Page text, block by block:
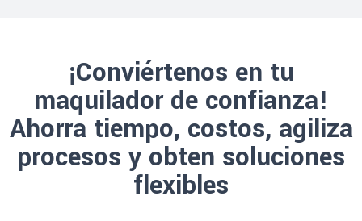
¡Conviértenos en tu
maquilador de confianza!
Ahorra tiempo, costos, agiliza
procesos y obten soluciones
flexibles